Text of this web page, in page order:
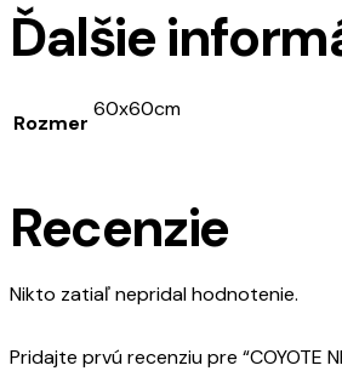
Ďalšie
Rozmer
60x60cm
Recenzie
Nikto zatiaľ nepridal hodnotenie.
Pridajte prvú recenziu pre “COYOTE